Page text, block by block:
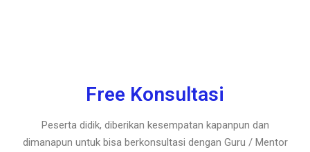
Free Konsultasi
Peserta didik, diberikan kesempatan kapanpun dan
dimanapun untuk bisa berkonsultasi dengan Guru / Mentor